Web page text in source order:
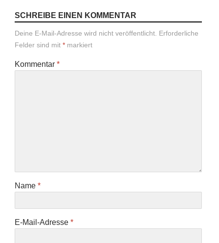
SCHREIBE EINEN KOMMENTAR
Deine E-Mail-Adresse wird nicht veröffentlicht. Erforderliche
Felder sind mit * markiert
Kommentar *
Name *
E-Mail-Adresse *